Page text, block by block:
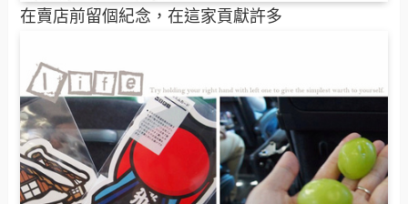
在賣店前留個紀念，在這家貢獻許多